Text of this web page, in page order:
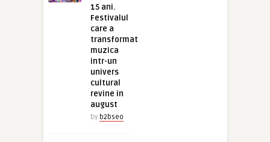
15 ani.
Festivalul
care a
transformat
muzica
intr-un
univers
cultural
revine in
august
by b2bseo